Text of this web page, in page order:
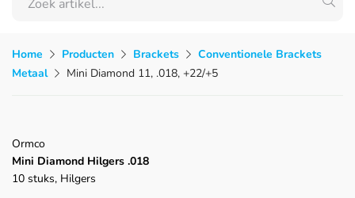
Home Producten Brackets
Conventionele Brackets
Metaal
Mini Diamond 11, .018, +22/+5
Ormco
Mini Diamond Hilgers .018
10 stuks, Hilgers